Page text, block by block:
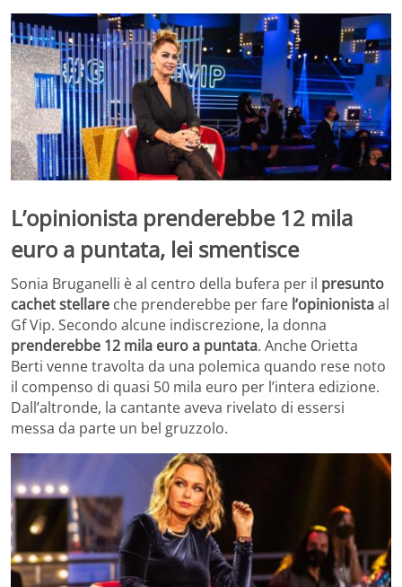
L’opinionista prenderebbe 12 mila
euro a puntata, lei smentisce
Sonia Bruganelli è al centro della bufera per il presunto
cachet stellare che prenderebbe per fare l’opinionistaal
Gf Vip. Secondo alcune indiscrezione, la donna
prenderebbe 12 mila euro a puntata. Anche Orietta
Berti venne travolta da una polemica quando rese noto
il compenso di quasi 50 mila euro per l’intera edizione.
Dall’altronde, la cantante aveva rivelato di essersi
messa da parte un bel gruzzolo.